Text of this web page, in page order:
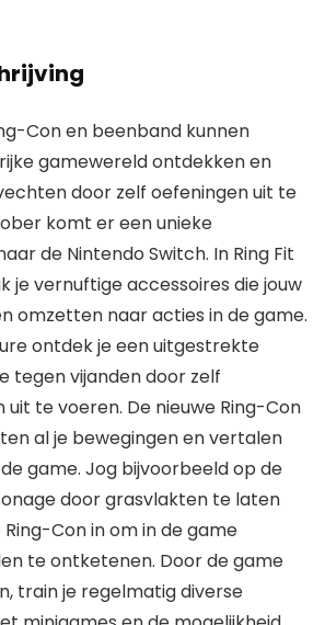
Con en beenband kunnen
gamewereld ontdekken en
door zelf oefeningen uit te
komt er een unieke
de Nintendo Switch. In Ring Fit
je vernuftige accessoires die jouw
omzetten naar acties in de game.
ontdek je een uitgestrekte
tegen vijanden door zelf
uit te voeren. De nieuwe Ring-Con
al je bewegingen en vertalen
game. Jog bijvoorbeeld op de
door grasvlakten te laten
Con in om in de game
te ontketenen. Door de game
train je regelmatig diverse